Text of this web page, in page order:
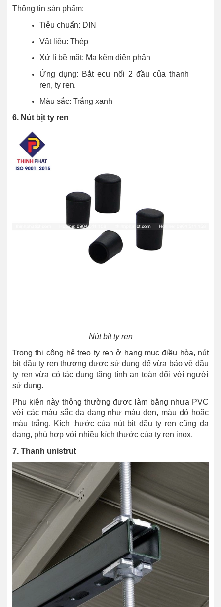
Thông tin sản phẩm:
Tiêu chuẩn: DIN
Vật liệu: Thép
Xử lí bề mặt: Mạ kẽm điện phân
Ứng dụng: Bắt ecu nối 2 đầu của thanh
ren, ty ren.
Màu sắc: Trắng xanh
6. Nút bịt ty ren
Nút bịt ty ren
Trong thi công hệ treo ty ren ở hạng mục điều hòa, nút
bịt đầu ty ren thường được sử dụng để vừa bảo vệ đầu
ty ren vừa có tác dụng tăng tính an toàn đối với người
sử dụng.
Phụ kiện này thông thường được làm bằng nhựa PVC
với các màu sắc đa dạng như màu đen, màu đỏ hoặc
màu trắng. Kích thước của nút bịt đầu ty ren cũng đa
dạng, phù hợp với nhiều kích thước của ty ren inox.
7. Thanh unistrut